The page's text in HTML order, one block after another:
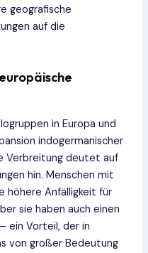
geografische
auf die
in Europa und
indogermanischer
Verbreitung deutet auf
hin. Menschen mit
höhere Anfälligkeit für
sie haben auch einen
ein Vorteil, der in
von großer Bedeutung